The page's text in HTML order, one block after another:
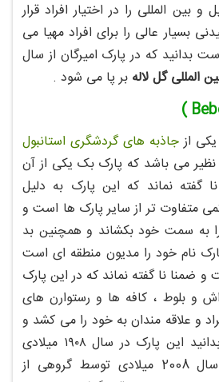
بین المللی را در اختیار افراد قرار
بسیار عالی را برای افراد مهیا می
بدانید که در پارک امیرگان از سال
المللی گل لاله بر پا می شود .
ازجاذبه های گردشگری استانبول
می باشد که پارک بک یکی از آن
گفته نماند که این پارک به دلیل
متفاوت تر از سایر پارک ها است و
را به سمت خود بکشاند و همچنین بد
نام خود را مدیون منطقه ای است
و ضمنا نا گفته نماند که در این پارک
و بلوط ، کافه ها و رستوارن های
و علاقه مندان به خود را می کشد و
شاید جالب باشد که بدانید این پارک در سال ۱۹۰۸ میلادی
تاسیس شده اما در سال 2008 میلادی توسط گروهی از